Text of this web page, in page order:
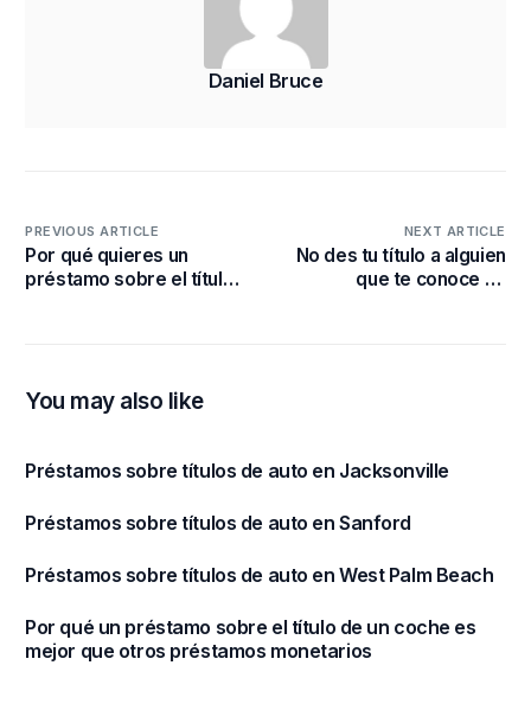
Daniel Bruce
PREVIOUS ARTICLE
Por qué quieres un
préstamo sobre el título
NEXT ARTICLE
No des tu título a alguien
que te conoce en
You may also like
Préstamos sobre títulos de auto en Jacksonville
Préstamos sobre títulos de auto en Sanford
Préstamos sobre títulos de auto en West Palm Beach
Por qué un préstamo sobre el título de un coche es
mejor que otros préstamos monetarios